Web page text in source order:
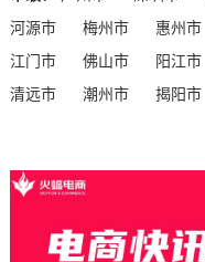
河源市
梅州市 惠州市
江门市
佛山市 阳江市
清远市
潮州市 揭阳市